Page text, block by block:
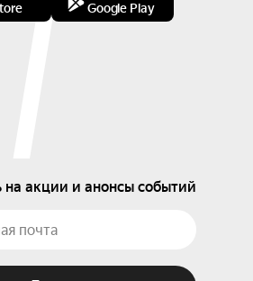
Google Play
акции и анонсы событий